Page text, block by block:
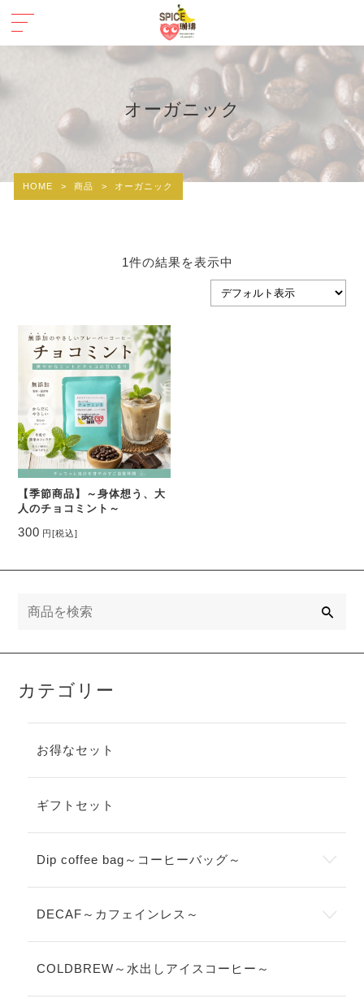
オーガニック
HOME > 商品 > オーガニック
1件の結果を表示中
【季節商品】～身体想う、大
人のチョコミント～
300 円[税込]
カテゴリー
お得なセット
ギフトセット
Dip coffee bag～コーヒーバッグ～
DECAF～カフェインレス～
COLDBREW～水出しアイスコーヒー～